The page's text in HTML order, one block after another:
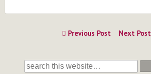
Previous Post Next Post